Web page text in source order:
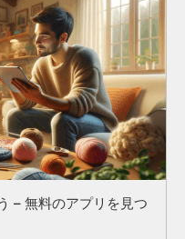
– 無料のアプリを見つ